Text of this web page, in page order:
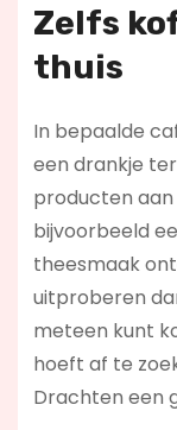
Zelfs
thuis
In bepaalde
een drankje
producten
bijvoorbeeld
theesmaak
uitproberen
meteen kunt
hoeft af te
Drachten een